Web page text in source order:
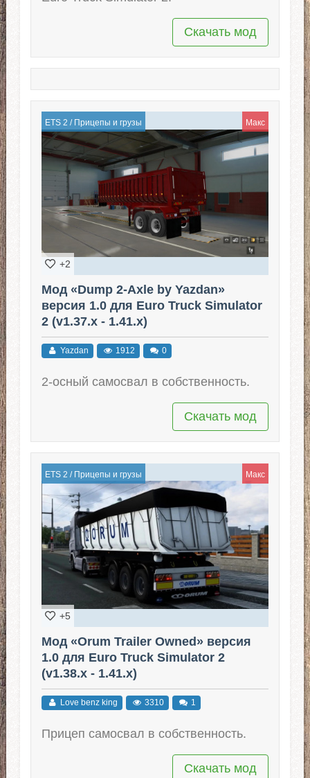
Скачать мод
ETS 2 / Прицепы и грузы Макс
+2
Мод «Dump 2-Axle by Yazdan»
версия 1.0 для Euro Truck Simulator
2 (v1.37.x - 1.41.x)
Yazdan 1912 0
2-осный самосвал в собственность.
Скачать мод
ETS 2 / Прицепы и грузы Макс
+5
Мод «Orum Trailer Owned» версия
1.0 для Euro Truck Simulator 2
(v1.38.x - 1.41.x)
Love benz king 3310 1
Прицеп самосвал в собственность.
Скачать мод